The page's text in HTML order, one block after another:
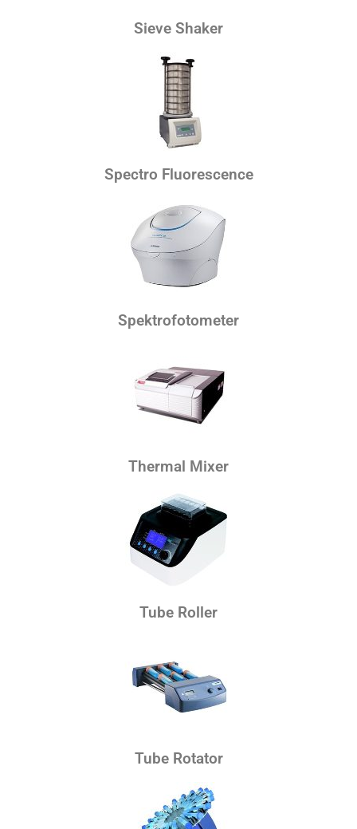
Sieve Shaker
Spectro Fluorescence
Spektrofotometer
Thermal Mixer
Tube Roller
Tube Rotator